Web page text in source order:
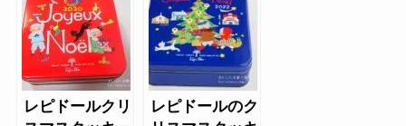
レピドールクリ
レピドールのク